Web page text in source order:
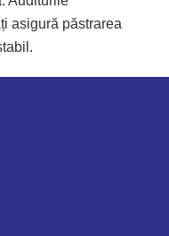
asigură păstrarea